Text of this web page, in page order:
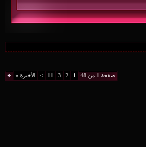
صفحة 1 من 48 1
2
3
11
> الأخيرة »